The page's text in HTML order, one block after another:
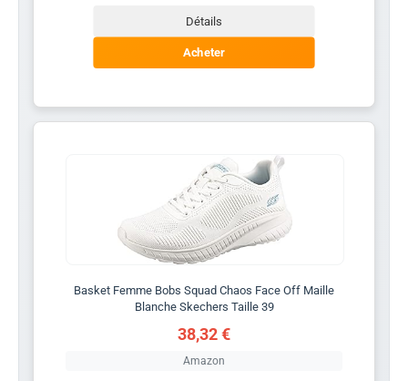
Détails
Acheter
Basket Femme Bobs Squad Chaos Face Off Maille
Blanche Skechers Taille 39
38,32 €
Amazon